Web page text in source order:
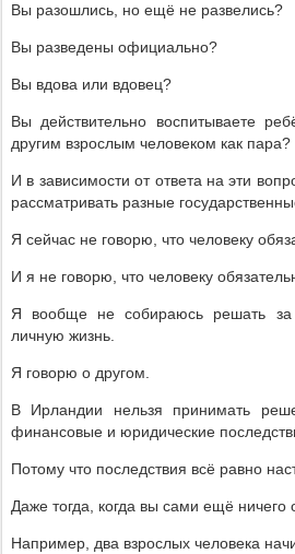
Вы разошлись, но ещё не развелись?
Вы разведены официально?
Вы вдова или вдовец?
Вы действительно воспитываете
другим взрослым человеком как пара?
И в зависимости от ответа на эти
рассматривать разные
Я сейчас не говорю, что человеку
И я не говорю, что человеку
Я вообще не собираюсь решать
личную жизнь.
Я говорю о другом.
В Ирландии нельзя принимать
финансовые и юридические
Потому что последствия всё равно
Даже тогда, когда вы сами ещё ничего
Например, два взрослых человека